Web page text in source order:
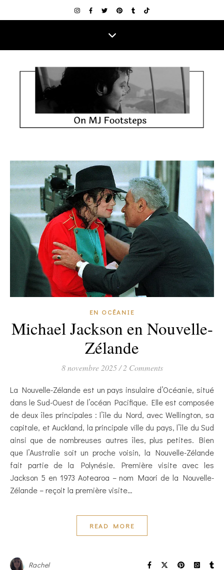
EN OCÉANIE
Michael Jackson en Nouvelle-
Zélande
8 novembre 2025 / 2 Comments
La Nouvelle-Zélande est un pays insulaire d’Océanie, situé
dans le Sud-Ouest de l’océan Pacifique. Elle est composée
de deux îles principales : l’île du Nord, avec Wellington, sa
capitale, et Auckland, la principale ville du pays, l’île du Sud
ainsi que de nombreuses autres îles, plus petites. Bien
que l’Australie soit un proche voisin, la Nouvelle-Zélande
fait partie de la Polynésie. Première visite avec les
Jackson 5 en 1973 Aotearoa – nom Maori de la Nouvelle-
Zélande – reçoit la première visite…
READ MORE
Rachel